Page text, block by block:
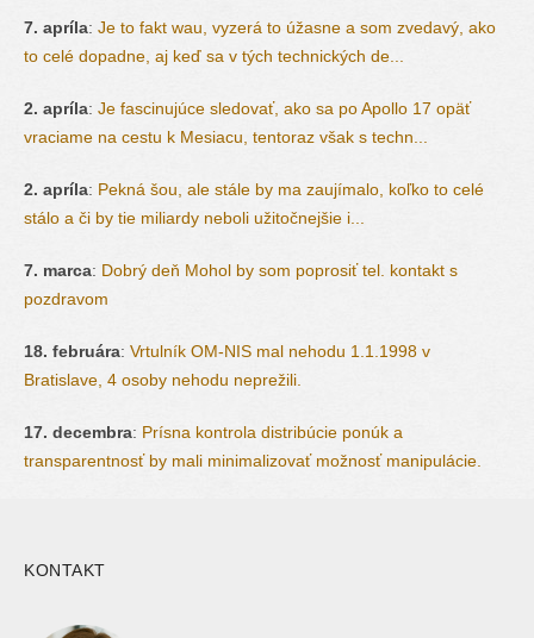
7. apríla: Je to fakt wau, vyzerá to úžasne a som zvedavý, ako
to celé dopadne, aj keď sa v tých technických de...
2. apríla: Je fascinujúce sledovať, ako sa po Apollo 17 opäť
vraciame na cestu k Mesiacu, tentoraz však s techn...
2. apríla: Pekná šou, ale stále by ma zaujímalo, koľko to celé
stálo a či by tie miliardy neboli užitočnejšie i...
7. marca: Dobrý deň Mohol by som poprosiť tel. kontakt s
pozdravom
18. februára: Vrtulník OM-NIS mal nehodu 1.1.1998 v
Bratislave, 4 osoby nehodu neprežili.
17. decembra: Prísna kontrola distribúcie ponúk a
transparentnosť by mali minimalizovať možnosť manipulácie.
KONTAKT